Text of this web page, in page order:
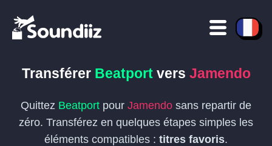
Transférer Beatportvers Jamendo
Quittez Beatport pour Jamendo sans repartir de
zéro. Transférez en quelques étapes simples les
éléments compatibles : titres favoris.